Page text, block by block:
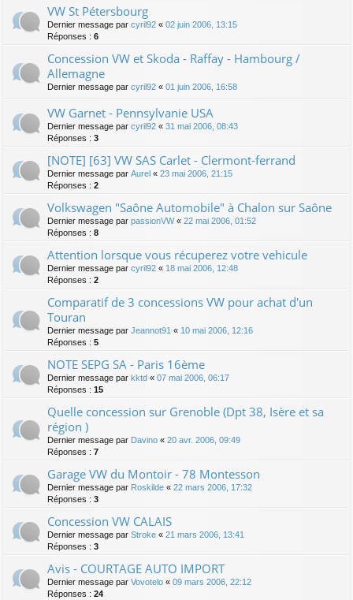
VW St Pétersbourg
Dernier message par cyril92 « 02 juin 2006, 13:15
Réponses : 6
Concession VW et Skoda - Raffay - Hambourg /
Allemagne
Dernier message par cyril92 « 01 juin 2006, 16:58
VW Garnet - Pennsylvanie USA
Dernier message par cyril92 « 31 mai 2006, 08:43
Réponses : 3
[NOTE] [63] VW SAS Carlet - Clermont-ferrand
Dernier message par Aurel « 23 mai 2006, 21:15
Réponses : 2
Volkswagen "Saône Automobile" à Chalon sur Saône
Dernier message par passionVW« 22 mai 2006, 01:52
Réponses : 8
Attention lorsque vous récuperez votre vehicule
Dernier message par cyril92 « 18 mai 2006, 12:48
Réponses : 2
Comparatif de 3 concessions VW pour achat d'un
Touran
Dernier message par Jeannot91 « 10 mai 2006, 12:16
Réponses : 5
NOTE SEPG SA - Paris 16ème
Dernier message par kktd « 07 mai 2006, 06:17
Réponses : 15
Quelle concession sur Grenoble (Dpt 38, Isère et sa
région )
Dernier message par Davino « 20 avr. 2006, 09:49
Réponses : 7
Garage VW du Montoir - 78 Montesson
Dernier message par Roskilde « 22 mars 2006, 17:32
Réponses : 3
Concession VW CALAIS
Dernier message par Stroke « 21 mars 2006, 13:41
Réponses : 3
Avis - COURTAGE AUTO IMPORT
Dernier message par Vovotelo « 09 mars 2006, 22:12
Réponses : 24